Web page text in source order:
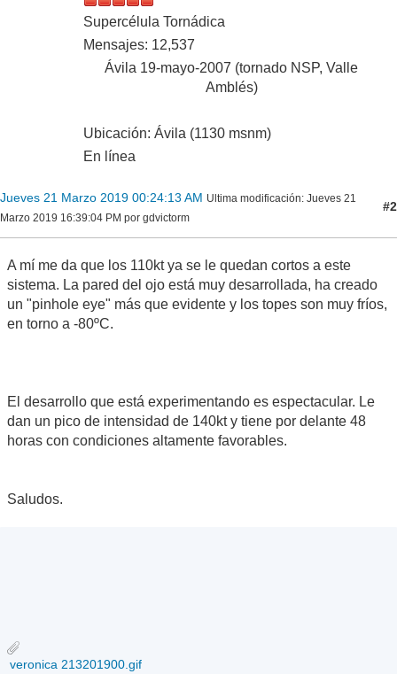
Supercélula Tornádica
Mensajes: 12,537
Ávila 19-mayo-2007 (tornado NSP, Valle
Amblés)
Ubicación: Ávila (1130 msnm)
En línea
Jueves 21 Marzo 2019 00:24:13 AM Ultima modificación: Jueves 21
Marzo 2019 16:39:04 PM por gdvictorm
#2
A mí me da que los 110kt ya se le quedan cortos a este
sistema. La pared del ojo está muy desarrollada, ha creado
un "pinhole eye" más que evidente y los topes son muy fríos,
en torno a -80ºC.
El desarrollo que está experimentando es espectacular. Le
dan un pico de intensidad de 140kt y tiene por delante 48
horas con condiciones altamente favorables.
Saludos.
veronica 213201900.gif